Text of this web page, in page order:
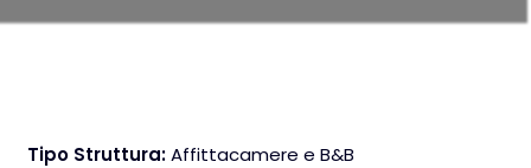
Tipo Struttura:Affittacamere e B&B